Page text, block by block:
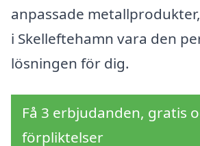
anpassade
i Skelleftehamn vara den
lösningen för dig.
Få 3 erbjudanden, gratis
förpliktelser